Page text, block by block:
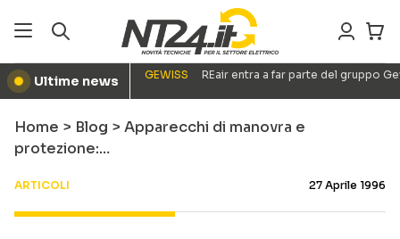
● Ultime news GEWISS REair entra a far parte del gruppo
Home > Blog > Apparecchi di manovra e
protezione:…
ARTICOLI 27 Aprile 1996